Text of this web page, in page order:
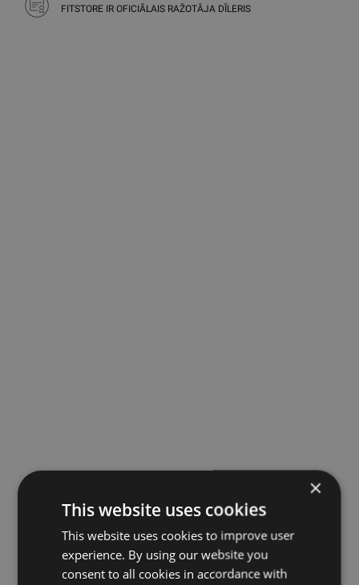
FITSTORE IR OFICIĀLAIS RAŽOTĀJA DĪLERIS
×
This website uses cookies
This website uses cookies to improve user
experience. By using our website you
consent to all cookies in accordance with